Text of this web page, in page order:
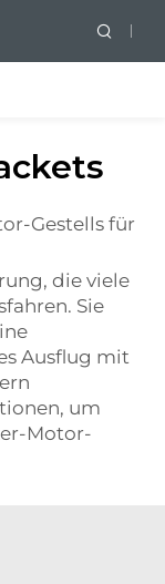
Gestells für
die viele
Sie
Ausflug mit
um
Motor-